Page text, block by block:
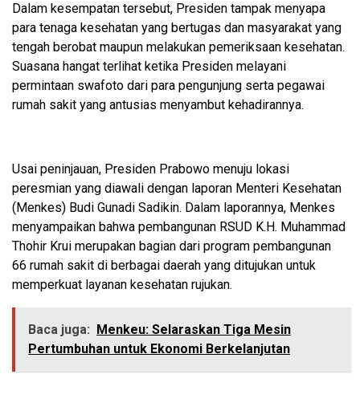
Dalam kesempatan tersebut, Presiden tampak menyapa
para tenaga kesehatan yang bertugas dan masyarakat yang
tengah berobat maupun melakukan pemeriksaan kesehatan.
Suasana hangat terlihat ketika Presiden melayani
permintaan swafoto dari para pengunjung serta pegawai
rumah sakit yang antusias menyambut kehadirannya.
Usai peninjauan, Presiden Prabowo menuju lokasi
peresmian yang diawali dengan laporan Menteri Kesehatan
(Menkes) Budi Gunadi Sadikin. Dalam laporannya, Menkes
menyampaikan bahwa pembangunan RSUD K.H. Muhammad
Thohir Krui merupakan bagian dari program pembangunan
66 rumah sakit di berbagai daerah yang ditujukan untuk
memperkuat layanan kesehatan rujukan.
Baca juga:
Menkeu: Selaraskan Tiga Mesin
Pertumbuhan untuk Ekonomi Berkelanjutan